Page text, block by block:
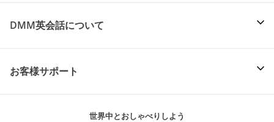
DMM英会話について
お客様サポート
世界中とおしゃべりしよう